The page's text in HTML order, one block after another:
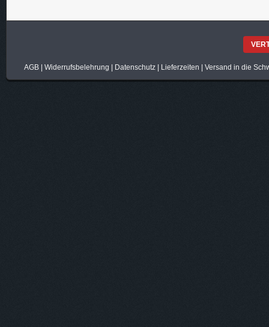
AGB| Widerrufsbelehrung Datenschutz| Lieferzeiten Versand in die